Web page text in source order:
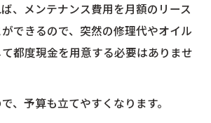
、メンテナンス費用を月額のリース
できるので、突然の修理代やオイル
都度現金を用意する必要はありませ
、予算も立てやすくなります。